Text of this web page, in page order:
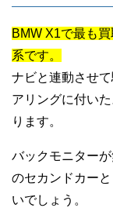
BMW X1で最も
系です。
ナビと連動させ
アリングに付い
ります。
バックモニター
のセカンドカー
いでしょう。